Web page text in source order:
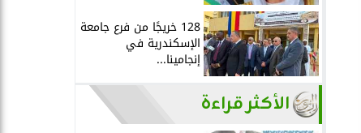
128 خريجًا من فرع جامعة
الإسكندرية في
إنجامينا...
الأكثر قراءة